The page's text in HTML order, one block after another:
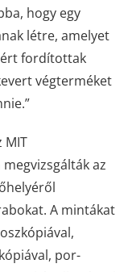
hogy egy
létre, amelyet
fordítottak
végterméket
MIT
az
A mintákat
por-